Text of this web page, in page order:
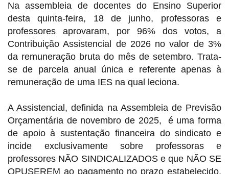
Na assembleia de docentes do Ensino Superior
desta quinta-feira, 18 de junho, professoras e
professores aprovaram, por 96% dos votos, a
Contribuição Assistencial de 2026 no valor de 3%
da remuneração bruta do mês de setembro. Trata-
se de parcela anual única e referente apenas à
remuneração de uma IES na qual leciona.
A Assistencial, definida na Assembleia de Previsão
Orçamentária de novembro de 2025, é uma forma
de apoio à sustentação financeira do sindicato e
incide exclusivamente sobre professoras e
professores NÃO SINDICALIZADOS e que NÃO SE
OPUSEREM ao pagamento no prazo estabelecido,